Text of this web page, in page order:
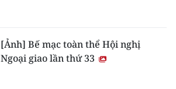
[Ảnh] Bế mạc toàn thể Hội nghị
Ngoại giao lần thứ 33